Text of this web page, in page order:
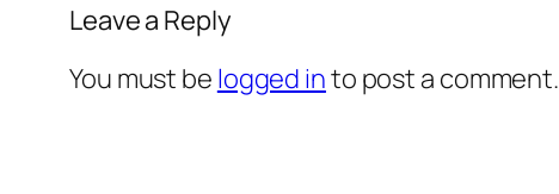
Leave a Reply
You must be logged into post a comment.